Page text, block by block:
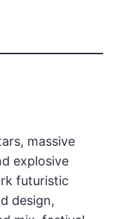
massive
explosive
futuristic
design,